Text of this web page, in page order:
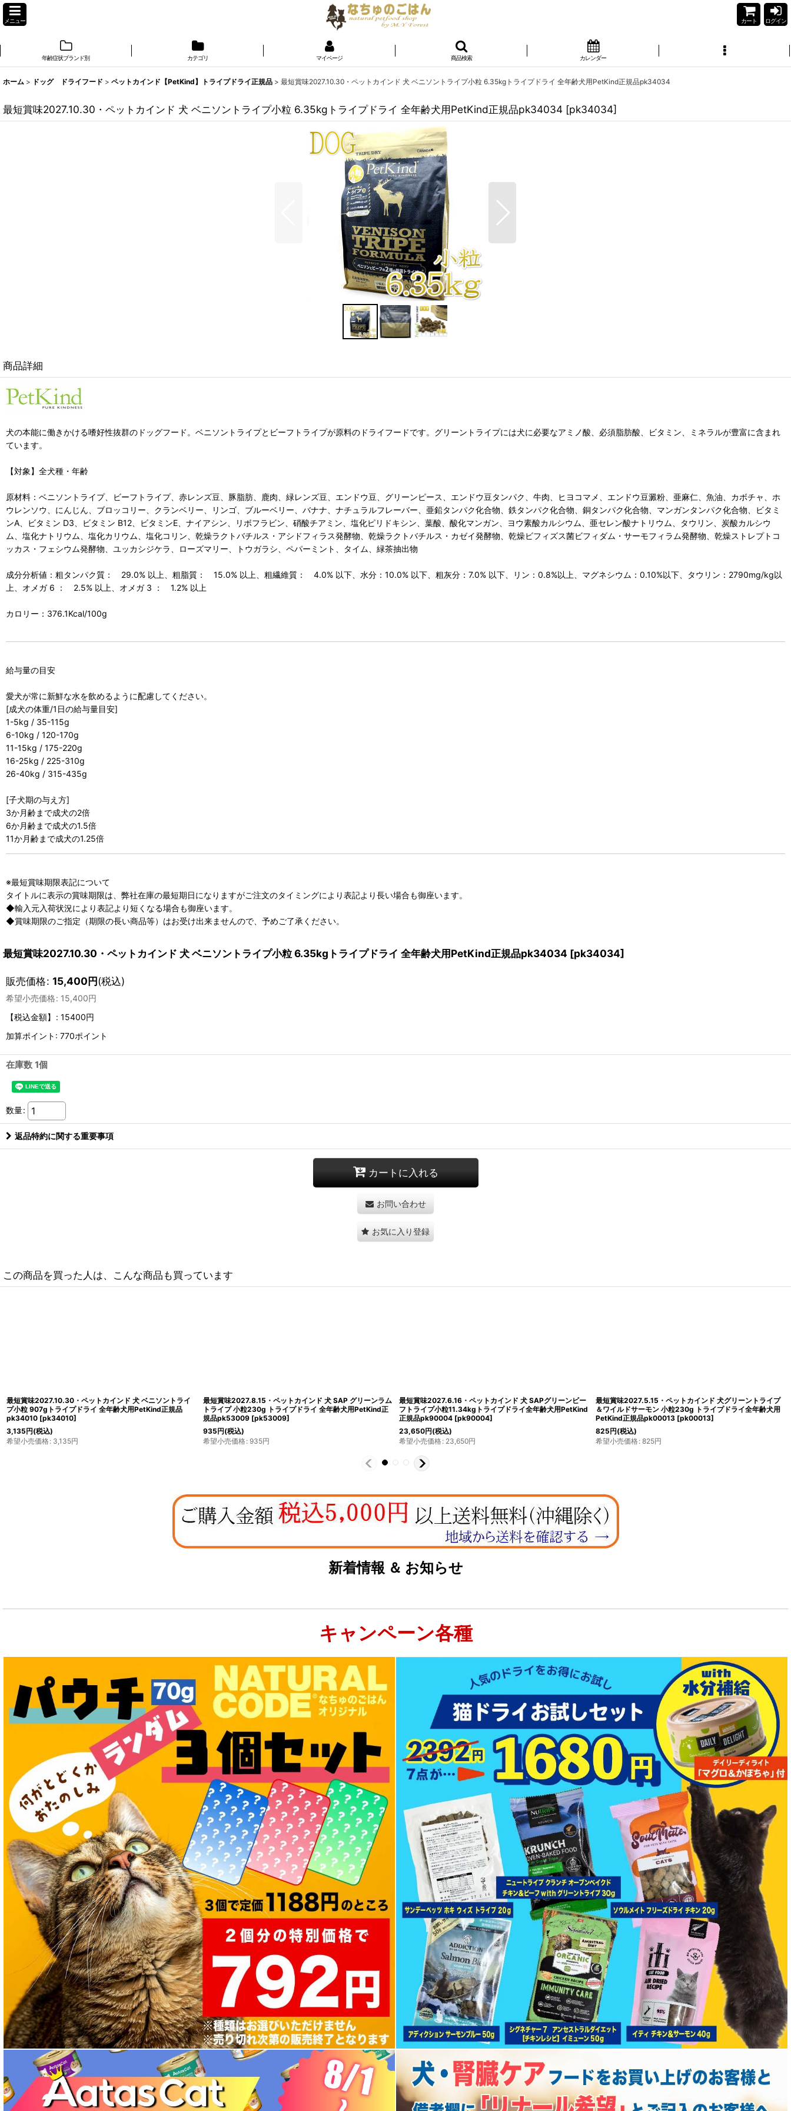
メニュー カート ログイン
年齢症状ブランド別 カテゴリ マイページ 商品検索 カレンダー
ホーム > ドッグ ドライフード > ペットカインド【PetKind】トライプドライ正規品 > 最短賞味2027.10.30・ペットカインド 犬 ベニソントライプ小粒 6.35kgトライプドライ 全年齢犬用PetKind正規品pk34034
最短賞味2027.10.30・ペットカインド 犬 ベニソントライプ小粒 6.35kgトライプドライ 全年齢犬用PetKind正規品pk34034 [pk34034]
商品詳細
犬の本能に働きかける嗜好性抜群のドッグフード。ベニソントライプとビーフトライプが原料のドライフードです。グリーントライプには犬に必要なアミノ酸、必須脂肪酸、ビタミン、ミネラルが豊富に含まれ
ています。
【対象】全犬種・年齢
原材料：ベニソントライプ、ビーフトライプ、赤レンズ豆、豚脂肪、鹿肉、緑レンズ豆、エンドウ豆、グリーンピース、エンドウ豆タンパク、牛肉、ヒヨコマメ、エンドウ豆澱粉、亜麻仁、魚油、カボチャ、ホ
ウレンソウ、にんじん、ブロッコリー、クランベリー、リンゴ、ブルーベリー、バナナ、ナチュラルフレーバー、亜鉛タンパク化合物、鉄タンパク化合物、銅タンパク化合物、マンガンタンパク化合物、ビタミ
ンA、ビタミン D3、ビタミン B12、ビタミンE、ナイアシン、リボフラビン、硝酸チアミン、塩化ピリドキシン、葉酸、酸化マンガン、ヨウ素酸カルシウム、亜セレン酸ナトリウム、タウリン、炭酸カルシウ
ム、塩化ナトリウム、塩化カリウム、塩化コリン、乾燥ラクトバチルス・アシドフィラス発酵物、乾燥ラクトバチルス・カゼイ発酵物、乾燥ビフィズス菌ビフィダム・サーモフィラム発酵物、乾燥ストレプトコ
ッカス・フェシウム発酵物、ユッカシジケラ、ローズマリー、トウガラシ、ペパーミント、タイム、緑茶抽出物
成分分析値：粗タンパク質： 29.0% 以上、粗脂質： 15.0% 以上、粗繊維質： 4.0% 以下、水分：10.0% 以下、粗灰分：7.0% 以下、リン：0.8%以上、マグネシウム：0.10%以下、タウリン：2790mg/kg以
上、オメガ 6 ： 2.5% 以上、オメガ 3 ： 1.2% 以上
カロリー：376.1Kcal/100g
給与量の目安
愛犬が常に新鮮な水を飲めるように配慮してください。
[成犬の体重/1日の給与量目安]
1-5kg / 35-115g
6-10kg / 120-170g
11-15kg / 175-220g
16-25kg / 225-310g
26-40kg / 315-435g
[子犬期の与え方]
3か月齢まで成犬の2倍
6か月齢まで成犬の1.5倍
11か月齢まで成犬の1.25倍
※最短賞味期限表記について
タイトルに表示の賞味期限は、弊社在庫の最短期日になりますがご注文のタイミングにより表記より長い場合も御座います。
◆輸入元入荷状況により表記より短くなる場合も御座います。
◆賞味期限のご指定（期限の長い商品等）はお受け出来ませんので、予めご了承ください。
最短賞味2027.10.30・ペットカインド 犬 ベニソントライプ小粒 6.35kgトライプドライ 全年齢犬用PetKind正規品pk34034 [pk34034]
販売価格: 15,400円(税込)
希望小売価格: 15,400円
【税込金額】
: 15400円
加算ポイント: 770ポイント
在庫数 1個
数量:
返品特約に関する重要事項
カートに入れる
お問い合わせ
お気に入り登録
この商品を買った人は、こんな商品も買っています
最短賞味2027.10.30・ペットカインド 犬 ベニソントライ
プ小粒 907gトライプドライ 全年齢犬用PetKind正規品
pk34010 [pk34010]
3,135円(税込)
希望小売価格: 3,135円
最短賞味2027.8.15・ペットカインド 犬 SAP グリーンラム
トライプ 小粒230g トライプドライ 全年齢犬用PetKind正
規品pk53009 [pk53009]
935円(税込)
希望小売価格: 935円
最短賞味2027.6.16・ペットカインド 犬 SAPグリーンビー
フトライプ小粒11.34kgトライプドライ全年齢犬用PetKind
正規品pk90004 [pk90004]
23,650円(税込)
希望小売価格: 23,650円
最短賞味2027.5.15・ペットカインド 犬グリーントライプ
＆ワイルドサーモン 小粒230g トライプドライ全年齢犬用
PetKind正規品pk00013 [pk00013]
825円(税込)
希望小売価格: 825円
新着情報 ＆ お知らせ
キャンペーン各種